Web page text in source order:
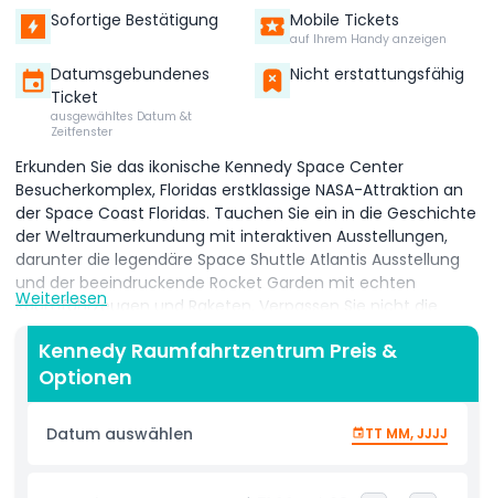
Sofortige Bestätigung Mobile Tickets
auf Ihrem Handy anzeigen
Datumsgebundenes
Ticket
ausgewähltes Datum &t
Zeitfenster
Nicht erstattungsfähig
Erkunden Sie das ikonische Kennedy Space Center
Besucherkomplex, Floridas erstklassige NASA-Attraktion an
der Space Coast Floridas. Tauchen Sie ein in die Geschichte
der Weltraumerkundung mit interaktiven Ausstellungen,
darunter die legendäre Space Shuttle Atlantis Ausstellung
und der beeindruckende Rocket Garden mit echten
Raumfahrzeugen und Raketen. Verpassen Sie nicht die
Kennedy Space Center Busrundfahrten hinter den Kulissen,
bei denen Sie Startplätze, das Vehicle Assembly Building
und historische Startstellen sehen. Erleben Sie die Spannung
der Astronautenausbildungserfahrung (ATX), wo Sie wie ein
Astronaut trainieren, ein simuliertes Space Shuttle Cockpit
bedienen und Ihre Fähigkeiten in
Live-Präsentationen von erfahrenen NASA-Astronauten,
Weiterlesen
Kennedy Raumfahrtzentrum Preis &
Optionen
Datum auswählen TT MM, JJJJ